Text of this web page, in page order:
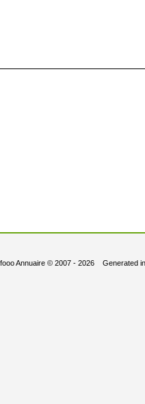
Annuaire© 2007 - 2026 Generated